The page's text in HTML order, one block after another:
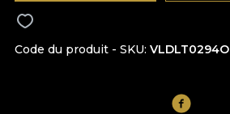
Code du produit - SKU VLDLT0294O